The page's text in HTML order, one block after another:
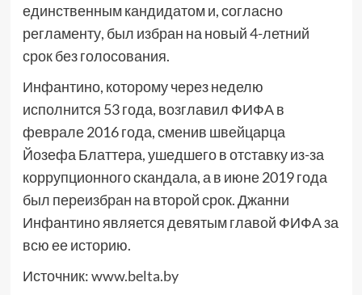
единственным кандидатом и, согласно
регламенту, был избран на новый 4-летний
срок без голосования.
Инфантино, которому через неделю
исполнится 53 года, возглавил ФИФА в
феврале 2016 года, сменив швейцарца
Йозефа Блаттера, ушедшего в отставку из-за
коррупционного скандала, а в июне 2019 года
был переизбран на второй срок. Джанни
Инфантино является девятым главой ФИФА за
всю ее историю.
Источник:www.belta.by